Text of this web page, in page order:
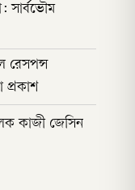
সার্বভৌম
রেসপন্স
প্রকাশ
কাজী জেসিন